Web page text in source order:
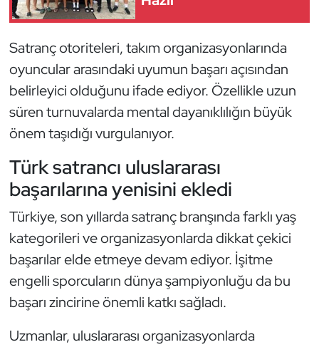
Satranç otoriteleri, takım organizasyonlarında
oyuncular arasındaki uyumun başarı açısından
belirleyici olduğunu ifade ediyor. Özellikle uzun
süren turnuvalarda mental dayanıklılığın büyük
önem taşıdığı vurgulanıyor.
Türk satrancı uluslararası
başarılarına yenisini ekledi
Türkiye, son yıllarda satranç branşında farklı yaş
kategorileri ve organizasyonlarda dikkat çekici
başarılar elde etmeye devam ediyor. İşitme
engelli sporcuların dünya şampiyonluğu da bu
başarı zincirine önemli katkı sağladı.
Uzmanlar, uluslararası organizasyonlarda
Kick Boks
Kürek
Masa Tenisi
Modern Pentatlon
Motor Sporları
Muay Thai
Okçuluk
Optimist